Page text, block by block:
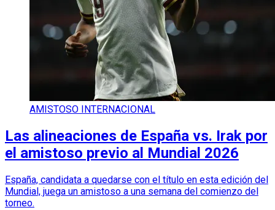
AMISTOSO INTERNACIONAL
Las alineaciones de España vs. Irak por
el amistoso previo al Mundial 2026
España, candidata a quedarse con el título en esta edición del
Mundial, juega un amistoso a una semana del comienzo del
torneo.